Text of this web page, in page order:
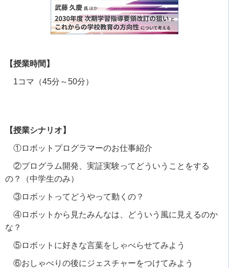
【授業時間】
1コマ（45分～50分）
【授業シナリオ】
①ロボットプログラマーのお仕事紹介
②プログラム開発、実証実験ってどういうことをする
の？（中学生のみ）
③ロボットってどうやって動くの？
④ロボットから見たみんなは、どういう風に見えるのか
な？
⑤ロボットに好きな言葉をしゃべらせてみよう
⑥おしゃべりの後にジェスチャーをつけてみよう